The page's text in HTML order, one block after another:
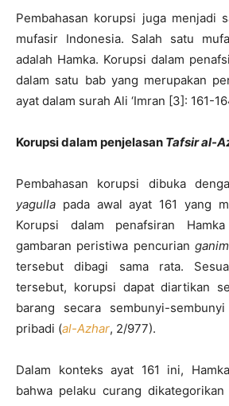
Pembahasan korupsi juga menjadi
mufasir Indonesia. Salah satu
adalah Hamka. Korupsi dalam
dalam satu bab yang merupakan
ayat dalam surah Ali ‘Imran [3]: 161-
Korupsi dalam penjelasan Tafsir al-
Pembahasan korupsi dibuka
yagulla pada awal ayat 161 yang
Korupsi dalam penafsiran
gambaran peristiwa pencurian
tersebut dibagi sama rata.
tersebut, korupsi dapat diartikan
barang secara sembunyi-
pribadi (al-Azhar, 2/977).
Dalam konteks ayat 161 ini,
bahwa pelaku curang